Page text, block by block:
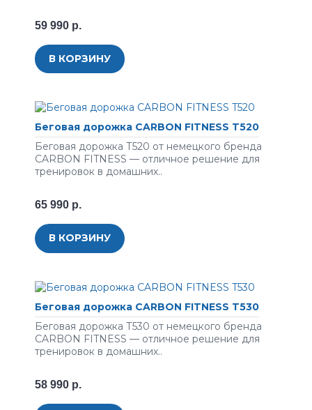
59 990 р.
В КОРЗИНУ
Беговая дорожка CARBON FITNESS T520
Беговая дорожка Т520 от немецкого бренда
CARBON FITNESS — отличное решение для
тренировок в домашних..
65 990 р.
В КОРЗИНУ
Беговая дорожка CARBON FITNESS T530
Беговая дорожка Т530 от немецкого бренда
CARBON FITNESS — отличное решение для
тренировок в домашних..
58 990 р.